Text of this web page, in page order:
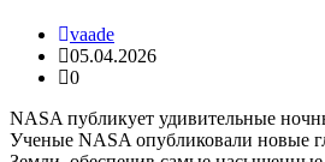
vaade
05.04.2026
0
NASA публикует удивительные
Ученые NASA опубликовали новые